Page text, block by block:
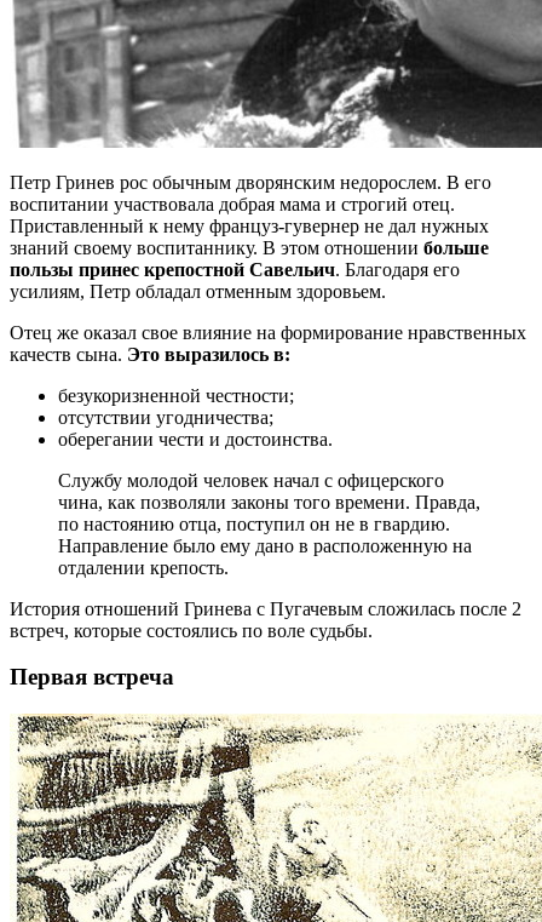
Петр Гринев рос обычным дворянским недорослем. В его
воспитании участвовала добрая мама и строгий отец.
Приставленный к нему француз-гувернер не дал нужных
знаний своему воспитаннику. В этом отношении больше
пользы принес крепостной Савельич. Благодаря его
усилиям, Петр обладал отменным здоровьем.
Отец же оказал свое влияние на формирование нравственных
качеств сына. Это выразилось в:
безукоризненной честности;
отсутствии угодничества;
оберегании чести и достоинства.
Службу молодой человек начал с офицерского
чина, как позволяли законы того времени. Правда,
по настоянию отца, поступил он не в гвардию.
Направление было ему дано в расположенную на
отдалении крепость.
История отношений Гринева с Пугачевым сложилась после 2
встреч, которые состоялись по воле судьбы.
Первая встреча